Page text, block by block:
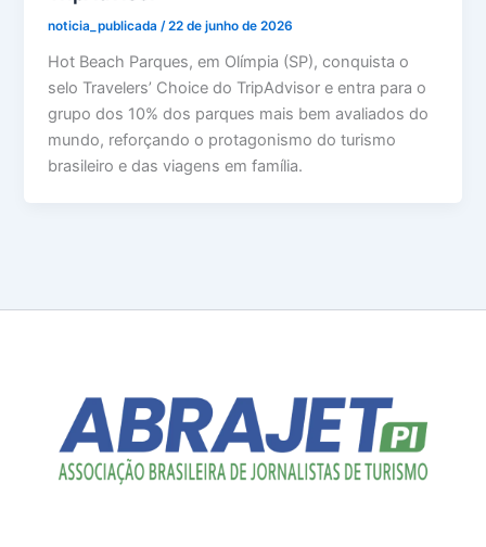
noticia_publicada/22 de junho de 2026
Hot Beach Parques, em Olímpia (SP), conquista o
selo Travelers’ Choice do TripAdvisor e entra para o
grupo dos 10% dos parques mais bem avaliados do
mundo, reforçando o protagonismo do turismo
brasileiro e das viagens em família.